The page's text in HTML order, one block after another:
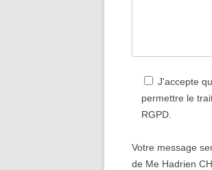
J'accepte
permettre le
RGPD.
Votre message
de Me Hadrien